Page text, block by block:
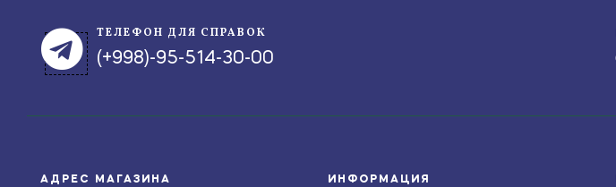
ТЕЛЕФОН ДЛЯ СПРАВОК
(+998)-95-514-30-00
АДРЕС МАГАЗИНА ИНФОРМАЦИЯ